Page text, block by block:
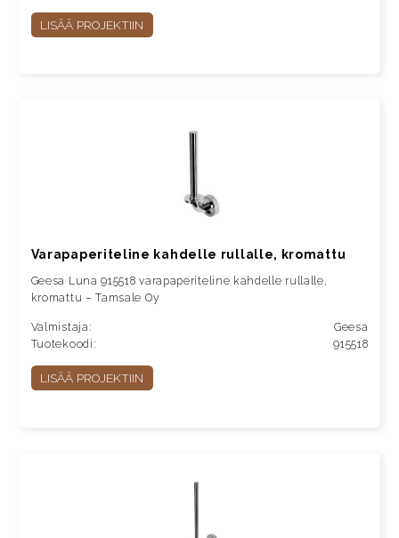
LISÄÄ PROJEKTIIN
Varapaperiteline kahdelle rullalle, kromattu
Geesa Luna 915518 varapaperiteline kahdelle rullalle,
kromattu – Tamsale Oy
Valmistaja:
Geesa
Tuotekoodi:
915518
LISÄÄ PROJEKTIIN